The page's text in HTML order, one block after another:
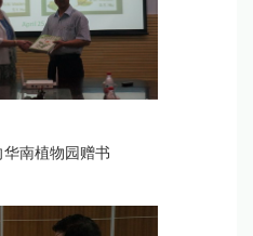
华南植物园赠书